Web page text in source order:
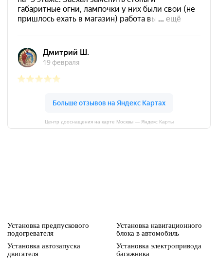
Центр дооснащения на карте Москвы — Яндекс Карты
Установка предпускового
подогревателя
Установка автозапуска
двигателя
Установка навигационного
блока в автомобиль
Установка электропривода
багажника